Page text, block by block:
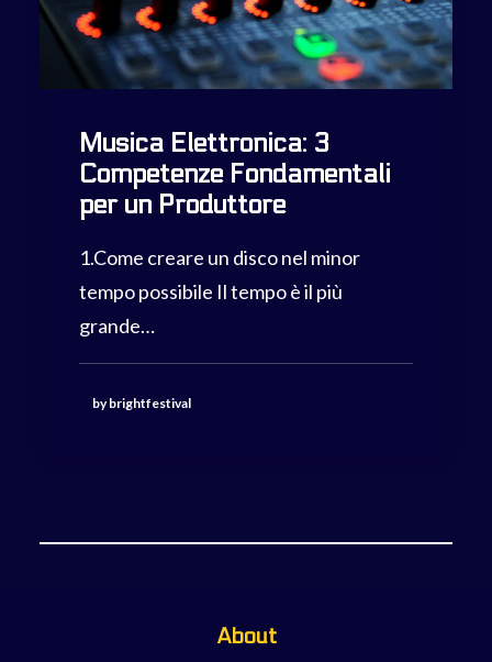
Musica Elettronica: 3
Competenze Fondamentali
per un Produttore
1.Come creare un disco nel minor
tempo possibile Il tempo è il più
grande…
by brightfestival
About